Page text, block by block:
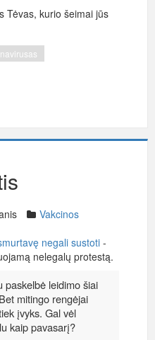
Tėvas, kurio šeimai jūs
Vakcinos
negali sustoti -
nelegalų protestą.
paskelbė leidimo šiai
mitingo rengėjai
įvyks. Gal vėl
kaip pavasarį?